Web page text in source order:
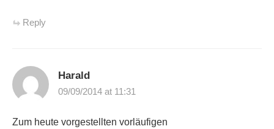
Reply
Harald
09/09/2014 at 11:31
Zum heute vorgestellten vorläufigen